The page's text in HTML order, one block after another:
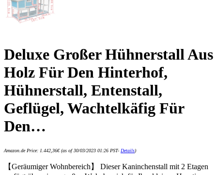
Deluxe Großer Hühnerstall Aus
Holz Für Den Hinterhof,
Hühnerstall, Entenstall,
Geflügel, Wachtelkäfig Für
Den…
Amazon.de Price: 1.442,36€(as of 30/03/2023 01:26 PST- Details)
【Geräumiger Wohnbereich】 Dieser Kaninchenstall mit 2 Etagen